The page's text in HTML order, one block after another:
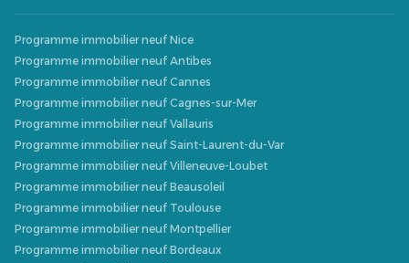
Programme immobilier neuf Nice
Programme immobilier neuf Antibes
Programme immobilier neuf Cannes
Programme immobilier neuf Cagnes-sur-Mer
Programme immobilier neuf Vallauris
Programme immobilier neuf Saint-Laurent-du-Var
Programme immobilier neuf Villeneuve-Loubet
Programme immobilier neuf Beausoleil
Programme immobilier neuf Toulouse
Programme immobilier neuf Montpellier
Programme immobilier neuf Bordeaux